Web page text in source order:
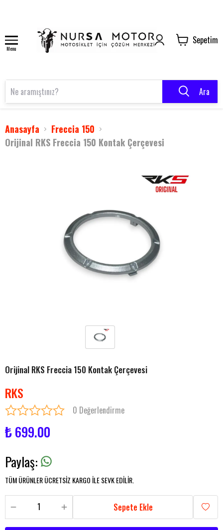
Menu
Sepetim
Ara
Anasayfa
Freccia 150
Orijinal RKS Freccia 150 Kontak Çerçevesi
Orijinal RKS Freccia 150 Kontak Çerçevesi
RKS
0 Değerlendirme
₺ 699.00
Paylaş:
TÜM ÜRÜNLER ÜCRETSİZ KARGO İLE SEVK EDİLİR.
Sepete Ekle